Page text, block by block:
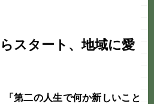
スタート、地域に愛
第二の人生で何か新しいこと